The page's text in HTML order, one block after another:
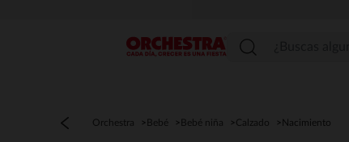
Menú
Orchestra Bebé Bebé niña Calzado Nacimiento